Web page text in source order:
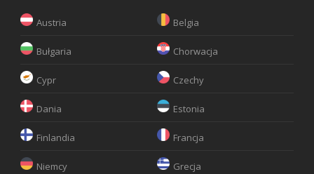
Austria Belgia
Bułgaria Chorwacja
Cypr Czechy
Dania Estonia
Finlandia Francja
Niemcy Grecja